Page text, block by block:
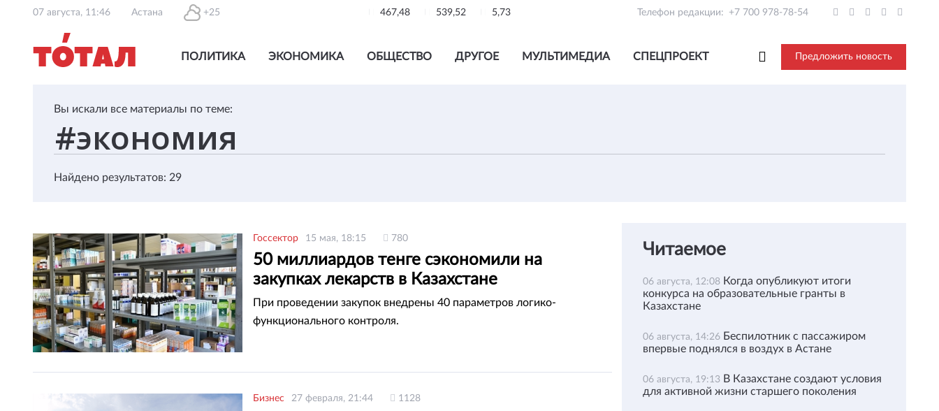
07 августа, 11:46 Астана +25 467,48 539,52 5,73 Телефон редакции: +7 700 978-78-54
ПОЛИТИКА ЭКОНОМИКА ОБЩЕСТВО ДРУГОЕ МУЛЬТИМЕДИА СПЕЦПРОЕКТ Предложить новость
Вы искали все материалы по теме:
Найдено результатов: 29
Госсектор 15 мая, 18:15 780
50 миллиардов тенге сэкономили на
закупках лекарств в Казахстане
При проведении закупок внедрены 40 параметров логико-
функционального контроля.
Бизнес 27 февраля, 21:44 1128
Читаемое
06 августа, 12:08 Когда опубликуют итоги
конкурса на образовательные гранты в
Казахстане
06 августа, 14:26 Беспилотник с пассажиром
впервые поднялся в воздух в Астане
06 августа, 19:13 В Казахстане создают условия
для активной жизни старшего поколения